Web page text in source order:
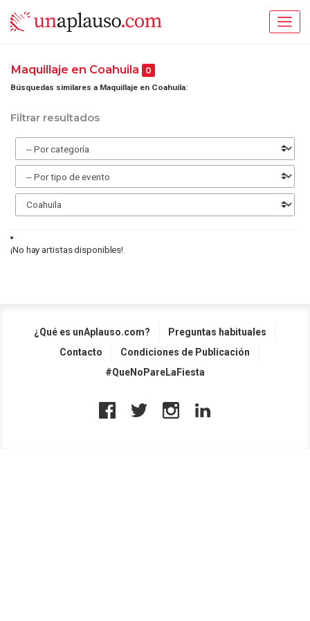
Maquillaje en Coahuila 0
Búsquedas similares a Maquillaje en Coahuila:
Filtrar resultados
¡No hay artistas disponibles!
¿Qué es unAplauso.com?
Preguntas habituales
Contacto
Condiciones de Publicación
#QueNoPareLaFiesta